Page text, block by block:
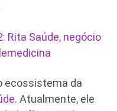
Rita Saúde, negócio
ecossistema da
. Atualmente, ele